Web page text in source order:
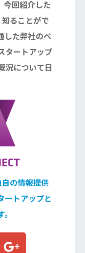
今回紹介した
ることがで
した弊社のベ
タートアップ
況について日
の情報提供
ートアップと